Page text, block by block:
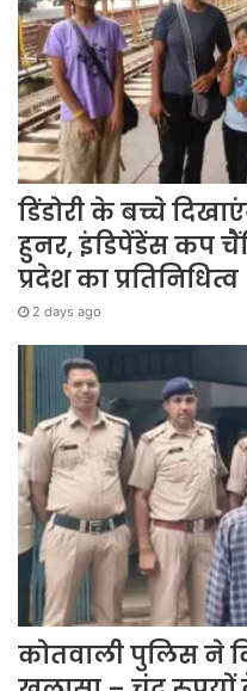
डिंडोरी के बच्चे
हुनर, इंडिपेंडेंस कप
प्रदेश का प्रतिनिधित्व
2 days ago
कोतवाली पुलिस ने